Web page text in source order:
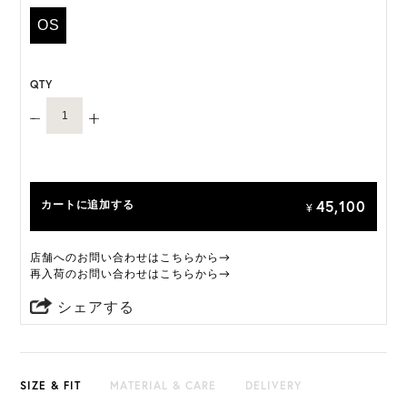
「Provence 10」は一部仕様が変更になります。
オーダーをいただいたタイミングによって、上記い
ずれかの商品のお届けになりますこと、予めご了承
ONE SIZE展開の商品:ONE SIZE 57.5cm
M, L 展開の商品:M 57.5cm, L 59.5cm
*天然素材を用いたハンドメイドのため、サイズ・色
には個体差がございます。
HAT BOX(有償 GIFT BOX）対象商品
OS
QTY
カートに追加する ¥ 45,100
店舗へのお問い合わせはこちらから→
再入荷のお問い合わせはこちらから→
シェアする
SIZE & FIT MATERIAL & CARE DELIVERY